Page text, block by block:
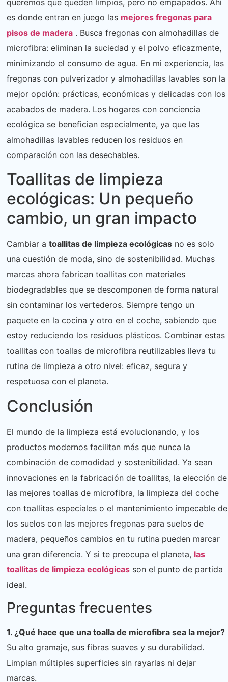
es donde entran en juego las mejores fregonas para
pisos de madera . Busca fregonas con almohadillas de
microfibra: eliminan la suciedad y el polvo eficazmente,
minimizando el consumo de agua. En mi experiencia, las
fregonas con pulverizador y almohadillas lavables son la
mejor opción: prácticas, económicas y delicadas con los
acabados de madera. Los hogares con conciencia
ecológica se benefician especialmente, ya que las
almohadillas lavables reducen los residuos en
comparación con las desechables.
Toallitas de limpieza
ecológicas: Un pequeño
cambio, un gran impacto
Cambiar a toallitas de limpieza ecológicas no es solo
una cuestión de moda, sino de sostenibilidad. Muchas
marcas ahora fabrican toallitas con materiales
biodegradables que se descomponen de forma natural
sin contaminar los vertederos. Siempre tengo un
paquete en la cocina y otro en el coche, sabiendo que
estoy reduciendo los residuos plásticos. Combinar estas
toallitas con toallas de microfibra reutilizables lleva tu
rutina de limpieza a otro nivel: eficaz, segura y
respetuosa con el planeta.
Conclusión
El mundo de la limpieza está evolucionando, y los
productos modernos facilitan más que nunca la
combinación de comodidad y sostenibilidad. Ya sean
innovaciones en la fabricación de toallitas, la elección de
las mejores toallas de microfibra, la limpieza del coche
con toallitas especiales o el mantenimiento impecable de
los suelos con las mejores fregonas para suelos de
madera, pequeños cambios en tu rutina pueden marcar
una gran diferencia. Y si te preocupa el planeta, las
toallitas de limpieza ecológicas son el punto de partida
ideal.
Preguntas frecuentes
1. ¿Qué hace que una toalla de microfibra sea la mejor?
Su alto gramaje, sus fibras suaves y su durabilidad.
Limpian múltiples superficies sin rayarlas ni dejar
marcas.